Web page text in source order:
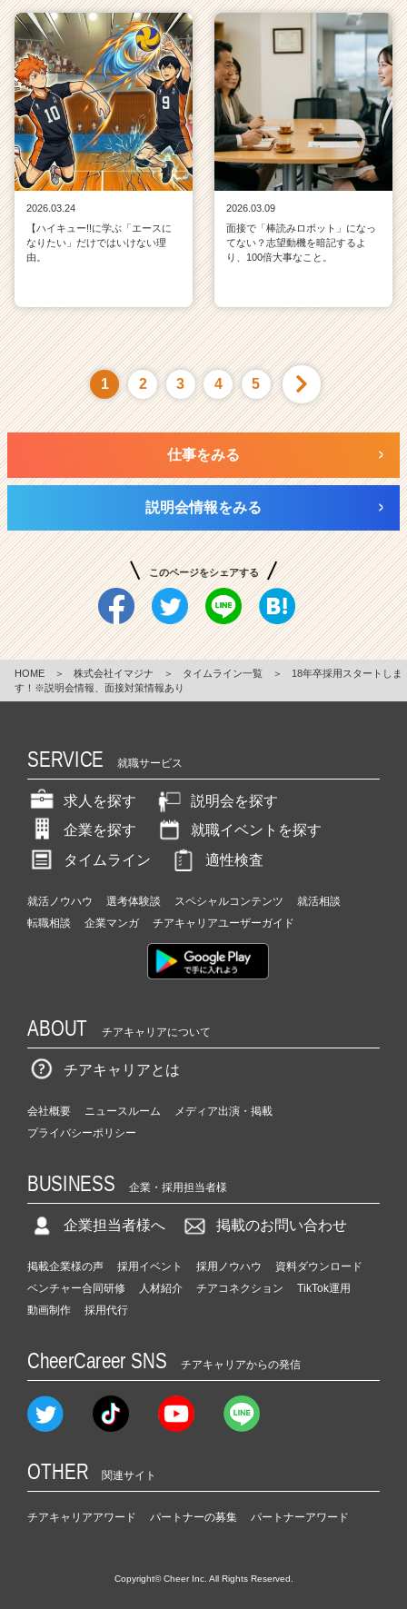
2026.03.24
【ハイキュー!!に学ぶ「エースに
なりたい」だけではいけない理
由。
2026.03.09
面接で「棒読みロボット」になっ
てない？志望動機を暗記するよ
り、100倍大事なこと。
1 2 3 4 5
仕事をみる
説明会情報をみる
このページをシェアする
HOME ＞ 株式会社イマジナ ＞ タイムライン一覧 ＞
18年卒採用スタートしま
す！※説明会情報、面接対策情報あり
SERVICE 就職サービス
求人を探す
説明会を探す
企業を探す
就職イベントを探す
タイムライン
適性検査
就活ノウハウ 選考体験談 スペシャルコンテンツ
就活相談
転職相談
企業マンガ チアキャリアユーザーガイド
ABOUT チアキャリアについて
チアキャリアとは
会社概要 ニュースルーム
メディア出演・掲載
プライバシーポリシー
BUSINESS 企業・採用担当者様
企業担当者様へ 掲載のお問い合わせ
掲載企業様の声 採用イベント 採用ノウハウ
資料ダウンロード
ベンチャー合同研修
人材紹介 チアコネクション
TikTok運用
動画制作
採用代行
CheerCareer SNS チアキャリアからの発信
OTHER 関連サイト
チアキャリアアワード パートナーの募集 パートナーアワード
Copyright© Cheer Inc. All Rights Reserved.